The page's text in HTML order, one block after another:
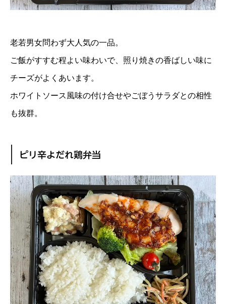
老若男女問わず大人気の一品。
ご飯がすすむ程よい味わいで、照り焼きの香ばしい味に
チーズがよくあいます。
ホワイトソース風味の付け合せやごぼうサラダとの相性
も抜群。
ピリ辛よだれ鶏弁当